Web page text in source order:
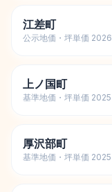
江差町
公示地価・坪単価 2026
上ノ国町
基準地価・坪単価 2025
厚沢部町
基準地価・坪単価 2025